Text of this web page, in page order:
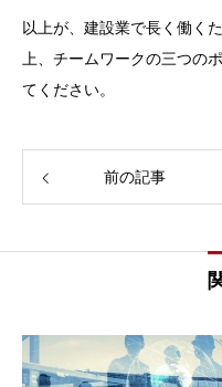
以上が、建設業で長く働く
上、チームワークの三つの
てください。
前の記事